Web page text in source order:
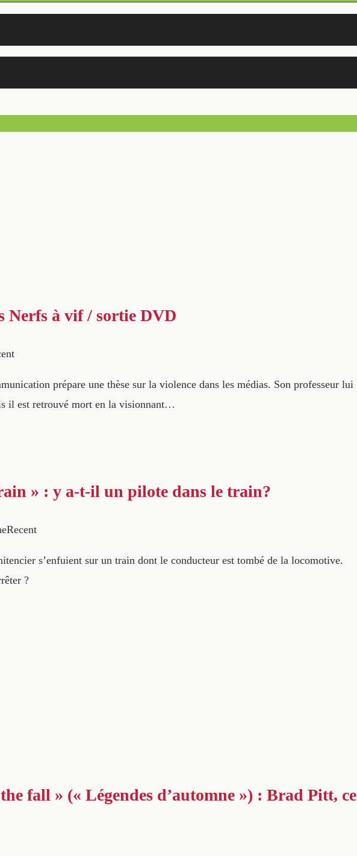
Nerfs à vif / sortie DVD
prépare une thèse sur la violence dans les médias. Son professeur lui
il est retrouvé mort en la visionnant…
» : y a-t-il un pilote dans le train?
s’enfuient sur un train dont le conducteur est tombé de la locomotive.
?
fall » (« Légendes d’automne ») : Brad Pitt, ce